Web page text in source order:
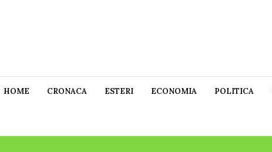
HOME CRONACA ESTERI ECONOMIA POLITICA